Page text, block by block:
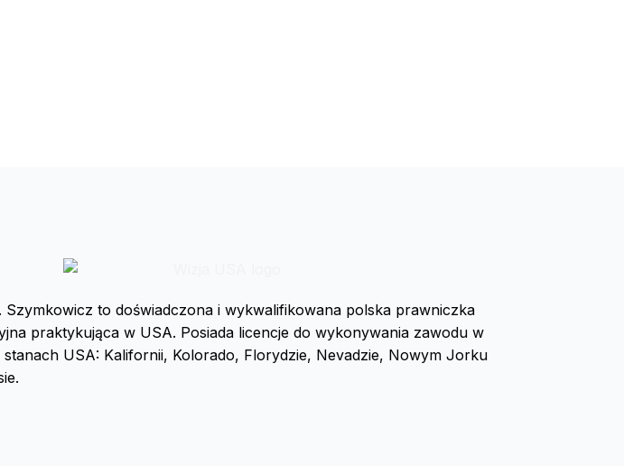
Szymkowicz to doświadczona i wykwalifikowana polska prawniczka
praktykująca w USA. Posiada licencje do wykonywania zawodu w
stanach USA: Kalifornii, Kolorado, Florydzie, Nevadzie, Nowym Jorku